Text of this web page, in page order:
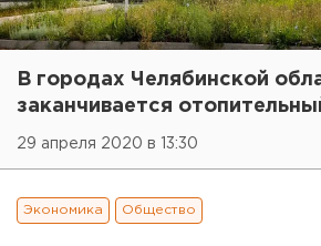
В городах Челябинской
заканчивается
29 апреля 2020 в 13:30
Экономика Общество